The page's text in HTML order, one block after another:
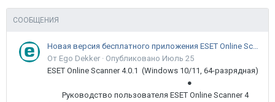
СООБЩЕНИЯ
Новая версия бесплатного приложения ESET Online Scanner доступна пользователям
От Ego Dekker · Опубликовано Июль 25
ESET Online Scanner 4.0.1 (Windows 10/11, 64-разрядная)
●
Руководство пользователя ESET Online Scanner 4